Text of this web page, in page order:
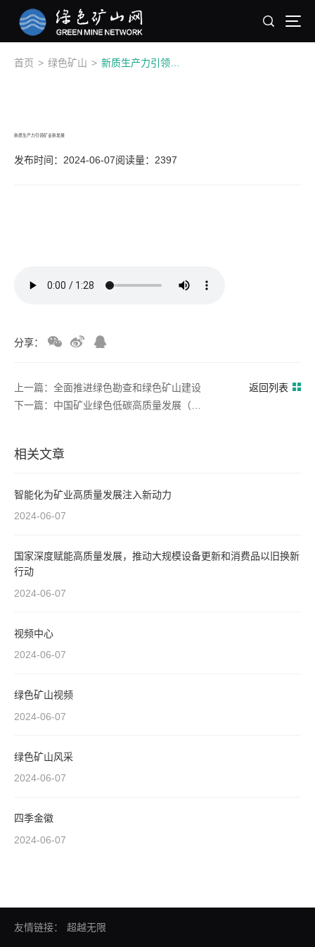
首页 > 绿色矿山 >
新质生产力引领矿业新发展
发布时间：2024-06-07阅读量：2397
分享：
上一篇：全面推进绿色勘查和绿色矿山建设
返回列表
相关文章
智能化为矿业高质量发展注入新动力
2024-06-07
国家深度赋能高质量发展，推动大规模设备更新和消费品以旧换新
行动
2024-06-07
视频中心
2024-06-07
绿色矿山视频
2024-06-07
绿色矿山风采
2024-06-07
四季金徽
2024-06-07
友情链接： 超越无限